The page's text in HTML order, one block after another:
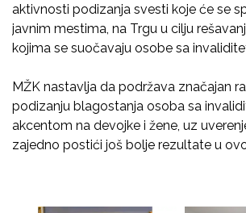
aktivnosti podizanja svesti koje će se
javnim mestima, na Trgu u cilju
kojima se suočavaju osobe sa
MŽK nastavlja da podržava značajan
podizanju blagostanja osoba sa
akcentom na devojke i žene, uz
zajedno postići još bolje rezultate u